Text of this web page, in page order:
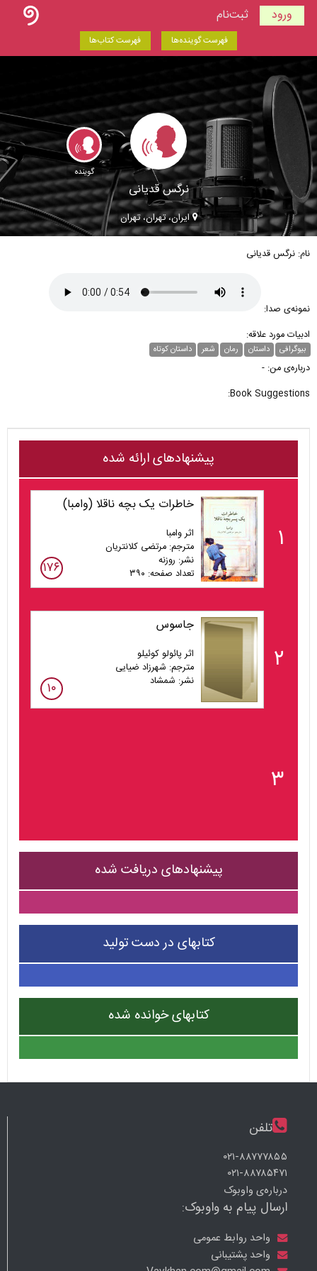
ورود ثبت‌نام
فهرست گوینده‌ها فهرست کتاب‌ها
گوینده
نرگس قدیانی
ایران، تهران، تهران
نام: نرگس قدیانی
نمونه‌ی صدا:
ادبیات مورد علاقه:
بیوگرافی داستان رمان شعر داستان کوتاه
درباره‌ی من: -
Book Suggestions:
پیشنهادهای ارائه شده
۱
خاطرات یک بچه ناقلا (وامبا)
اثر وامبا
مترجم: مرتضی کلانتریان
نشر: روزنه
تعداد صفحه: ۳۹۰
۱۷۶
۲
جاسوس
اثر پائولو کوئیلو
مترجم: شهرزاد ضیایی
نشر: شمشاد
۱۰
۳
پیشنهادهای دریافت شده
کتابهای در دست تولید
کتابهای خوانده شده
تلفن
۰۲۱-۸۸۷۷۷۸۵۵
۰۲۱-۸۸۷۸۵۴۷۱
درباره‌ی واوبوک
ارسال پیام به واوبوک:
واحد روابط عمومی
واحد پشتیبانی